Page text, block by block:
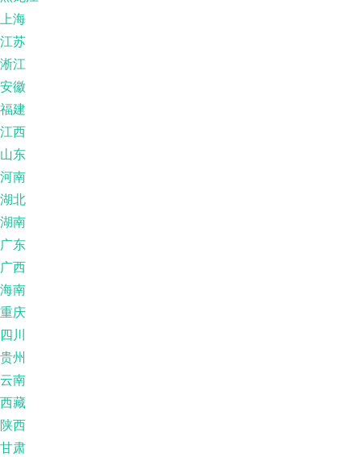
上海
江苏
淅江
安徽
福建
江西
山东
河南
湖北
湖南
广东
广西
海南
重庆
四川
贵州
云南
西藏
陕西
甘肃